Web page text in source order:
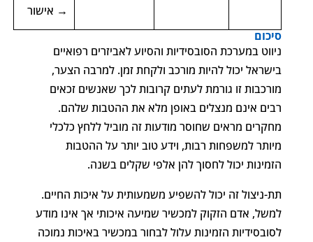
→ אישור
סיכום
ניווט במערכת הסובסידיות והסיוע לאביזרים רפואיים
בישראל יכול להיות מורכב ולקחת זמן. למרבה הצער,
מורכבות זו גורמת לעתים קרובות לכך שאנשים זכאים
רבים אינם מנצלים באופן מלא את ההטבות שלהם.
מחקרים מראים שחוסר מודעות זה מוביל ללחץ כלכלי
מיותר למשפחות רבות, וידע טוב יותר על ההטבות
הזמינות יכול לחסוך להן אלפי שקלים בשנה.
תת-ניצול זה יכול להשפיע משמעותית על איכות החיים.
למשל, אדם הזקוק למכשיר שמיעה איכותי אך אינו מודע
לסובסידיות הזמינות עלול לבחור במכשיר באיכות נמוכה